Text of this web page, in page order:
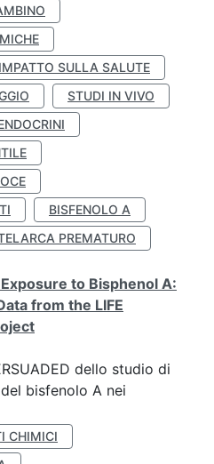
SULLA SALUTE
STUDI IN VIVO
BISFENOLO A
PREMATURO
to Bisphenol A:
from the LIFE
dello studio di
bisfenolo A nei
CHIMICI